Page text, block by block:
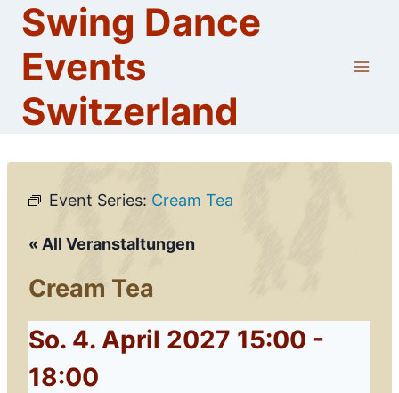
Skip
content
Swing Dance
Events
Switzerland
Event Series: Cream Tea
« All Veranstaltungen
Cream Tea
So. 4. April 2027 15:00 -
18:00